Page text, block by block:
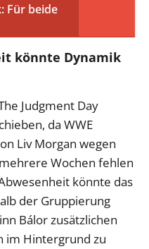
Für beide
könnte Dynamik
Judgment Day
da WWE
Liv Morgan wegen
Wochen fehlen
könnte das
der Gruppierung
Bálor zusätzlichen
im Hintergrund zu